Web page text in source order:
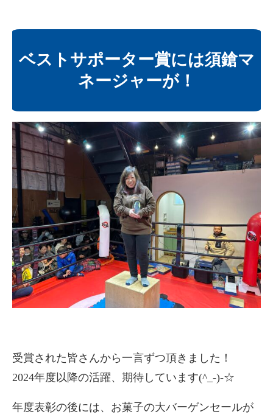
ベストサポーター賞には須鎗マ
ネージャーが！
受賞された皆さんから一言ずつ頂きました！
2024年度以降の活躍、期待しています(^_-)-☆
年度表彰の後には、お菓子の大バーゲンセールが